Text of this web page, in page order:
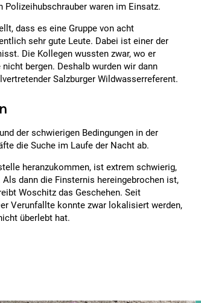
Polizeihubschrauber waren im Einsatz.
dass es eine Gruppe von acht
sehr gute Leute. Dabei ist einer der
Die Kollegen wussten zwar, wo er
bergen. Deshalb wurden wir dann
Salzburger Wildwasserreferent.
der schwierigen Bedingungen in der
die Suche im Laufe der Nacht ab.
heranzukommen, ist extrem schwierig,
dann die Finsternis hereingebrochen ist,
Woschitz das Geschehen. Seit
Verunfallte konnte zwar lokalisiert werden,
überlebt hat.